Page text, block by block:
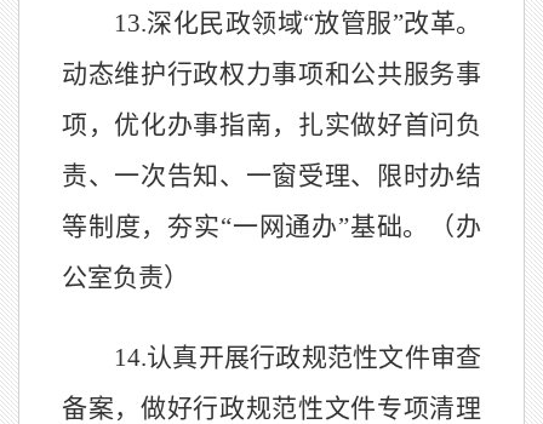
13.深化民政领域“放管服”改革。
动态维护行政权力事项和公共服务事
项，优化办事指南，扎实做好首问负
责、一次告知、一窗受理、限时办结
等制度，夯实“一网通办”基础。（办
公室负责）
14.认真开展行政规范性文件审查
备案，做好行政规范性文件专项清理